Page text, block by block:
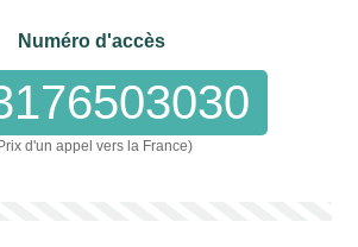
Numéro d'accès
d'un appel vers la France)